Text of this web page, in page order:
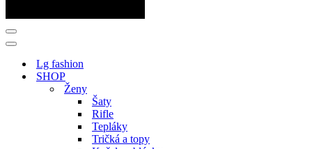
Menu
navigácie
Menu
navigácieLg fashion
SHOP
Ženy
Šaty
Rifle
Tepláky
Tričká a topy